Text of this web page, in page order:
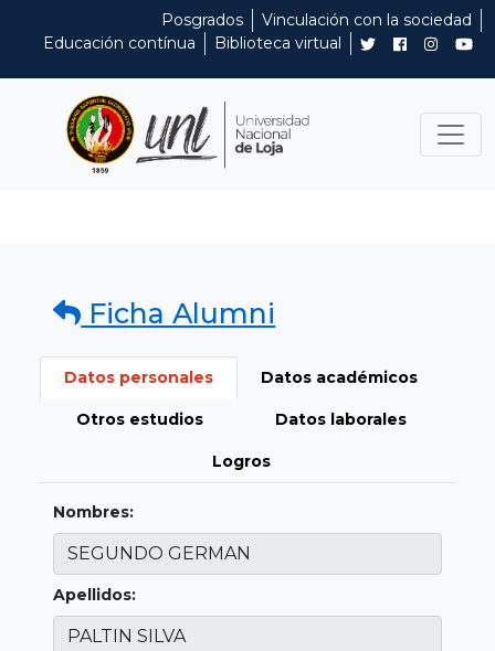
Posgrados
Vinculación con la sociedad
Educación contínua
Biblioteca virtual
Ficha Alumni
Datos personales Datos académicos
Otros estudios Datos laborales
Logros
Nombres:
Apellidos: